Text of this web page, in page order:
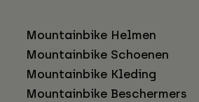
Mountainbike Helmen
Mountainbike Schoenen
Mountainbike Kleding
Mountainbike Beschermers